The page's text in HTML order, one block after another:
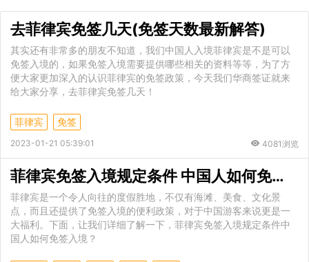
去菲律宾免签几天(免签天数最新解答)
其实还有非常多的朋友不知道，我们中国人入境菲律宾是不是可以
免签入境的，如果免签入境需要提供哪些相关的资料等等，为了方
便大家更加深入的认识菲律宾的免签政策，今天我们华商签证就来
给大家分享，去菲律宾免签几天！
菲律宾 免签
2023-01-21 05:39:01 4081浏览
菲律宾免签入境规定条件 中国人如何免签入境
菲律宾是一个令人向往的度假胜地，不仅有海滩、美食、文化景
点，而且还提供了免签入境的便利政策，对于中国游客来说更是一
大福利。下面，让我们详细了解一下，菲律宾免签入境规定条件中
国人如何免签入境？